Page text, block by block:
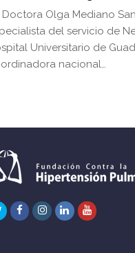
Doctora Olga Mediano
del servicio de
Universitario de
nacional…
TwitterFacebook
Instagram
LinkedInYoutube